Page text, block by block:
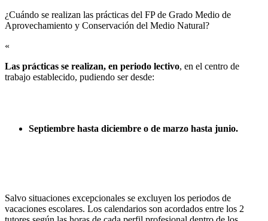
¿Cuándo se realizan las prácticas del FP de Grado Medio de
Aprovechamiento y Conservación del Medio Natural?​
«
Las prácticas se realizan, en periodo lectivo, en el centro de
trabajo establecido, pudiendo ser desde:
Septiembre hasta diciembre o de marzo hasta junio.
Salvo situaciones excepcionales se excluyen los periodos de
vacaciones escolares. Los calendarios son acordados entre los 2